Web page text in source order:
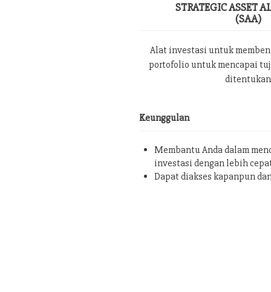
STRATEGIC ASSET
(SAA)
Alat investasi untuk
portofolio untuk mencapai
ditentukan
Keunggulan
Membantu Anda dalam
investasi dengan lebih
Dapat diakses kapanpun